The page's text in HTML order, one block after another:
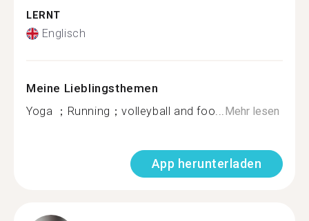
LERNT
Englisch
Meine Lieblingsthemen
Yoga ；Running；volleyball and foo...Mehr lesen
App herunterladen